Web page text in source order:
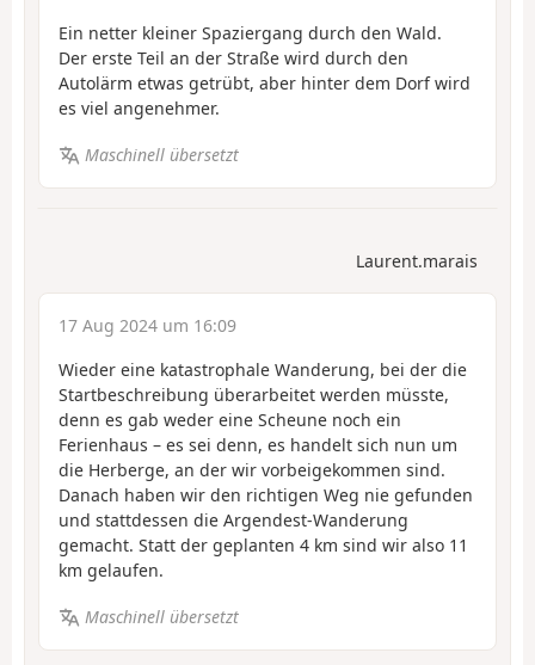
Ein netter kleiner Spaziergang durch den Wald.
Der erste Teil an der Straße wird durch den
Autolärm etwas getrübt, aber hinter dem Dorf wird
es viel angenehmer.
Maschinell übersetzt
Laurent.marais
17 Aug 2024 um 16:09
Wieder eine katastrophale Wanderung, bei der die
Startbeschreibung überarbeitet werden müsste,
denn es gab weder eine Scheune noch ein
Ferienhaus – es sei denn, es handelt sich nun um
die Herberge, an der wir vorbeigekommen sind.
Danach haben wir den richtigen Weg nie gefunden
und stattdessen die Argendest-Wanderung
gemacht. Statt der geplanten 4 km sind wir also 11
km gelaufen.
Maschinell übersetzt